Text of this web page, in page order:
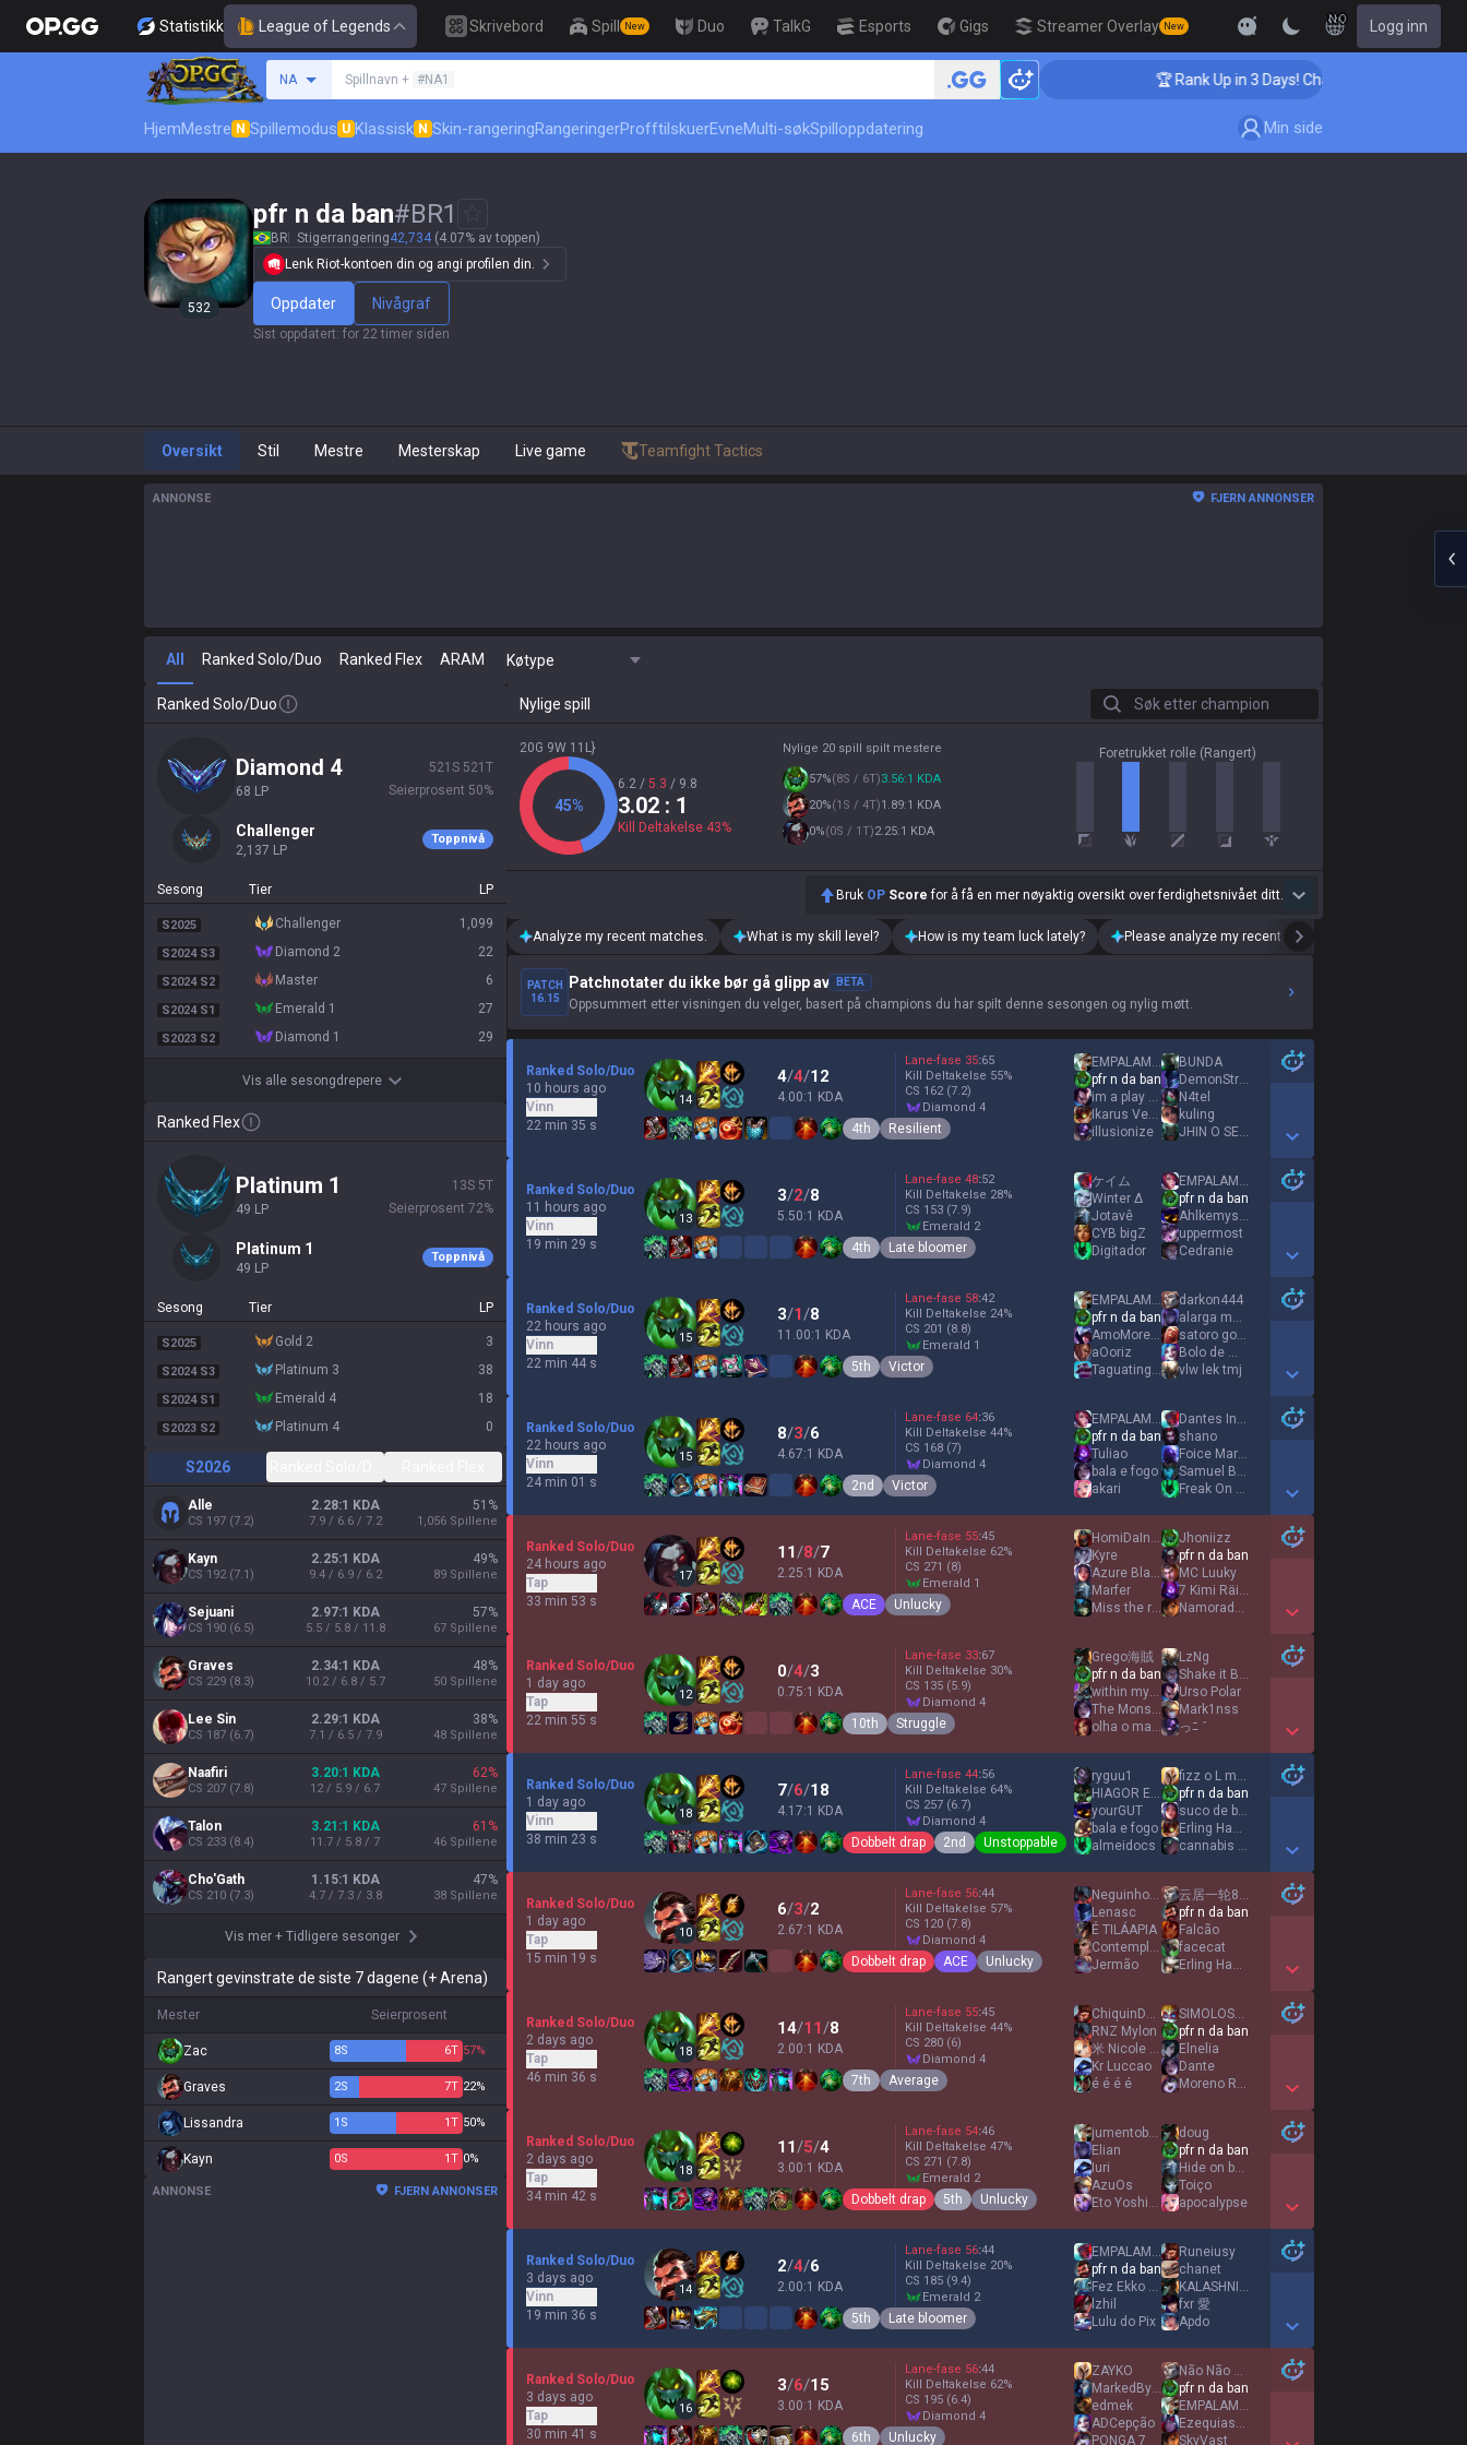
Statistikk League of Legends Skrivebord Spill New Duo TalkG Esports Gigs Streamer Overlay New
NO Logg inn
NA
Søk etter en summoner
Spillnavn + #NA1 🏆 Rank Up in 3 Days! Challenger Coaching
HjemMestre N Spillemodus U Klassisk N Skin-rangeringRangeringerProfftilskuerEvneMulti-søkSpilloppdatering Min side
532
pfr n da ban#BR1
BR Stigerrangering42,734 (4.07% av toppen)
Lenk Riot-kontoen din og angi profilen din.
Oppdater Nivågraf
Sist oppdatert: for 22 timer siden
Oversikt Stil Mestre Mesterskap Live game Teamfight Tactics
ANNONSE FJERN ANNONSER
All Ranked Solo/Duo Ranked Flex ARAM Køtype
Ranked Solo/Duo
diamond 4
68 LP
521 S 521 T
Seierprosent 50%
challenger
2,137 LP
Toppnivå
Sesong Tier LP
S2025 challenger 1,099
S2024 S3 diamond 2 22
S2024 S2 master 6
S2024 S1 emerald 1 27
S2023 S2 diamond 1 29
Vis alle sesongdrepere
Ranked Flex
platinum 1
49 LP
13S 5T
Seierprosent 72%
platinum 1
49 LP
Toppnivå
Sesong Tier LP
S2025 gold 2 3
S2024 S3 platinum 3 38
S2024 S1 emerald 4 18
S2023 S2 platinum 4 0
S2026
Alle
CS 197 (7.2)
2.28:1 KDA
7.9 / 6.6 / 7.2
51 %
1,056 Spillene
Kayn
CS 192(7.1)
2.25:1 KDA
9.4 / 6.9 / 6.2
49%
89 Spillene
Sejuani
CS 190 (6.5)
2.97:1 KDA
5.5 / 5.8 / 11.8
57%
67 Spillene
Graves
CS 229 (8.3)
2.34:1 KDA
10.2 / 6.8 / 5.7
48%
50 Spillene
Lee Sin
CS 187 (6.7)
2.29:1 KDA
7.1 / 6.5 / 7.9
38%
48 Spillene
Naafiri
CS 207 (7.8)
3.20:1 KDA
12 / 5.9 / 6.7
62%
47 Spillene
Talon
CS 233 (8.4)
3.21:1 KDA
11.7 / 5.8 / 7
61 %
46 Spillene
Cho'Gath
CS 210 (7.3)
1.15:1 KDA
4.7 / 7.3 / 3.8
47%
38 Spillene
Vis mer + Tidligere sesonger
Rangert gevinstrate de siste 7 dagene (+ Arena)
Mester Seierprosent
Zac 8S 6T 57%
Graves 2S 7T 22%
Lissandra 1 S 1T 50%
Kayn 0S 1T 0%
ANNONSE FJERN ANNONSER
Nylige spill Søk etter champion
20G 9W 11L}
45%
6.2 / 5.3 / 9.8
3.02 : 1
Kill Deltakelse 43%
Nylige 20 spill spilt mestere
57%(8S / 6T)3.56:1 KDA
20%(1S / 4T)1.89:1 KDA
0%(0S / 1T)2.25:1 KDA
Foretrukket rolle (Rangert)
Bruk OP Score for å få en mer nøyaktig oversikt over ferdighetsnivået ditt.
Analyze my recent matches. What is my skill level? How is my team luck lately? Please analyze my recent playstyle.
PATCH
16.15
Patchnotater du ikke bør gå glipp av BETA
Oppsummert etter visningen du velger, basert på champions du har spilt denne sesongen og nylig møtt.
Ranked Solo/Duo
10 hours ago
Vinn
22 min 35 s
14
4/4/12
4.00:1 KDA
Lane-fase 35:65
Kill Deltakelse 55%
CS 162 (7.2)
diamond 4
4th Resilient
EMPALAMENTO KING
pfr n da ban
im a play maker
Ikarus Vegha
illusionize
BUNDA
DemonStryker12
N4tel
kuling
JHIN O SEM BALA
Show More Detail Games
Ranked Solo/Duo
11 hours ago
Vinn
19 min 29 s
13
3/2/8
5.50:1 KDA
Lane-fase 48:52
Kill Deltakelse 28%
CS 153 (7.9)
emerald 2
4th Late bloomer
ケイム
Winter Δ
Jotavê
CYB bigZ
Digitador
EMPALAMENTO KING
pfr n da ban
Ahlkemysta
uppermost
Cedranie
Show More Detail Games
Ranked Solo/Duo
22 hours ago
Vinn
22 min 44 s
15
3/1/8
11.00:1 KDA
Lane-fase 58:42
Kill Deltakelse 24%
CS 201 (8.8)
emerald 1
5th Victor
EMPALAMENTO KING
pfr n da ban
AmoMorenasObesas
aOoriz
Taguatinga Chama
darkon444
alarga morena
satoro goJO
Bolo de monhango
vlw lek tmj
Show More Detail Games
Ranked Solo/Duo
22 hours ago
Vinn
24 min 01 s
15
8/3/6
4.67:1 KDA
Lane-fase 64:36
Kill Deltakelse 44%
CS 168 (7)
diamond 4
2nd Victor
EMPALAMENTO KING
pfr n da ban
Tuliao
bala e fogo
akari
Dantes Inferno
shano
Foice Martchelo
Samuel Bueno
Freak On A Leash
Show More Detail Games
Ranked Solo/Duo
24 hours ago
Tap
33 min 53 s
17
11/8/7
2.25:1 KDA
Lane-fase 55:45
Kill Deltakelse 62%
CS 271 (8)
emerald 1
ACE Unlucky
HomiDaIndia
Kyre
Azure Blades
Marfer
Miss the rage
Jhoniizz
pfr n da ban
MC Luuky
7 Kimi Räikkönen
Namorado da Miku
Show More Detail Games
Ranked Solo/Duo
1 day ago
Tap
22 min 55 s
12
0/4/3
0.75:1 KDA
Lane-fase 33:67
Kill Deltakelse 30%
CS 135 (5.9)
diamond 4
10th Struggle
Grego海賊
pfr n da ban
within my reach
The Monster
olha o mapa
LzNg
Shake it Bololo
Urso Polar
Mark1nss
っﾆ ˇ
Show More Detail Games
Ranked Solo/Duo
1 day ago
Vinn
38 min 23 s
18
7/6/18
4.17:1 KDA
Lane-fase 44:56
Kill Deltakelse 64%
CS 257 (6.7)
diamond 4
Dobbelt drap 2nd Unstoppable
ryguu1
HIAGOR EGOMAXING
yourGUT
bala e fogo
almeidocs
fizz o L mesmo
pfr n da ban
suco de bosta
Erling Haaland
cannabis lovers
Show More Detail Games
Ranked Solo/Duo
1 day ago
Tap
15 min 19 s
10
6/3/2
2.67:1 KDA
Lane-fase 56:44
Kill Deltakelse 57%
CS 120 (7.8)
diamond 4
Dobbelt drap ACE Unlucky
Neguinho BDP
Lenasc
É TILÁAPIA
ContemplemOMago
Jermão
云居一轮8云山
pfr n da ban
Falcão
facecat
Erling Haaland
Show More Detail Games
Ranked Solo/Duo
2 days ago
Tap
46 min 36 s
18
14/11/8
2.00:1 KDA
Lane-fase 55:45
Kill Deltakelse 44%
CS 280 (6)
diamond 4
7th Average
ChiquinDeBoné
RNZ Mylon
米 Nicole Reeyn
Kr Luccao
é é é é
SIMOLOSTER
pfr n da ban
Elnelia
Dante
Moreno Rabudo 火
Show More Detail Games
Ranked Solo/Duo
2 days ago
Tap
34 min 42 s
18
11/5/4
3.00:1 KDA
Lane-fase 54:46
Kill Deltakelse 47%
CS 271 (7.8)
emerald 2
Dobbelt drap 5th Unlucky
jumentobarroso01
Elian
Iuri
AzuOs
Eto Yoshimura
doug
pfr n da ban
Hide on bush
Toiço
apocalypse
Show More Detail Games
Ranked Solo/Duo
3 days ago
Vinn
19 min 36 s
14
2/4/6
2.00:1 KDA
Lane-fase 56:44
Kill Deltakelse 20%
CS 185 (9.4)
emerald 2
5th Late bloomer
EMPALAMENTO KING
pfr n da ban
Fez Ekko Ai né
lzhil
Lulu do Pix
Runeiusy
chanet
KALASHNIKOVv
fxr 愛
Apdo
Show More Detail Games
Ranked Solo/Duo
3 days ago
Tap
30 min 41 s
16
3/6/15
3.00:1 KDA
Lane-fase 56:44
Kill Deltakelse 62%
CS 195 (6.4)
diamond 4
6th Unlucky
ZAYKO
MarkedBySuitey
edmek
ADCepção
PONGA 7
Não Não pode ser
pfr n da ban
EMPALAMENTO KING
EzequiasSales
SkyVast